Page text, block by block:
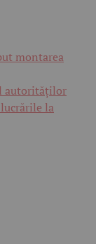
montarea
autorităților
la